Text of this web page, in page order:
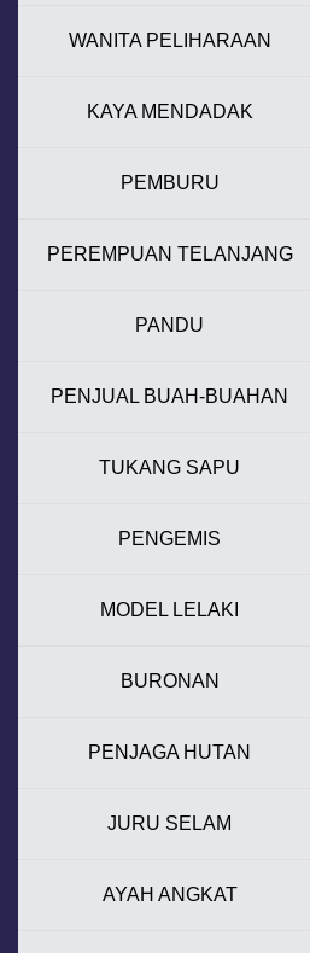
WANITA PELIHARAAN
KAYA MENDADAK
PEMBURU
PEREMPUAN TELANJANG
PANDU
PENJUAL BUAH-BUAHAN
TUKANG SAPU
PENGEMIS
MODEL LELAKI
BURONAN
PENJAGA HUTAN
JURU SELAM
AYAH ANGKAT